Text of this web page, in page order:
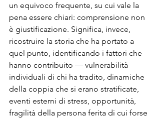
un equivoco frequente, su cui vale la
pena essere chiari: comprensione non
è giustificazione. Significa, invece,
ricostruire la storia che ha portato a
quel punto, identificando i fattori che
hanno contribuito — vulnerabilità
individuali di chi ha tradito, dinamiche
della coppia che si erano stratificate,
eventi esterni di stress, opportunità,
fragilità della persona ferita di cui forse